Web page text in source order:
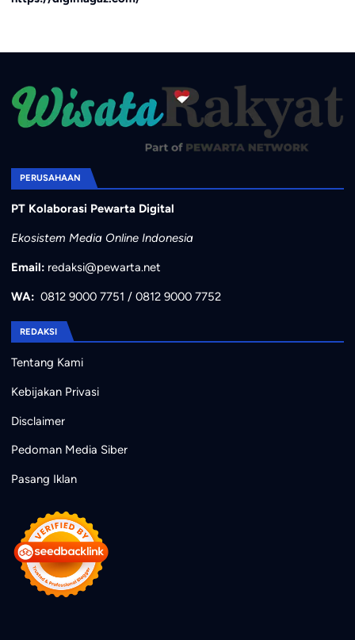
PERUSAHAAN
PT Kolaborasi Pewarta Digital
Ekosistem Media Online Indonesia
Email: redaksi@pewarta.net
WA: 0812 9000 7751 / 0812 9000 7752
REDAKSI
Tentang Kami
Kebijakan Privasi
Disclaimer
Pedoman Media Siber
Pasang Iklan